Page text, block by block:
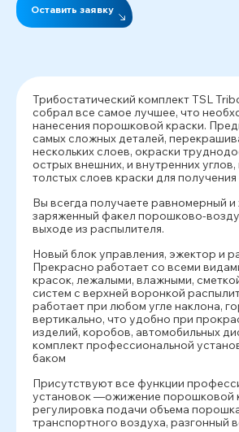
Оставить заявку
Трибостатический комплект TSL
собрал все самое лучшее, что
нанесения порошковой краски.
самых сложных деталей,
нескольких слоев, окраски
острых внешних, и внутренних углов,
толстых слоев краски для получения
Вы всегда получаете равномерный
заряженный факел порошково-
выходе из распылителя.
Новый блок управления, эжектор и
Прекрасно работает со всеми
красок, лежалыми, влажными,
систем с верхней воронкой
работает при любом угле наклона,
вертикально, что удобно при
изделий, коробов, автомобильных
комплект профессиональной
баком
Присутствуют все функции
установок —ожижение порошковой
регулировка подачи объема
транспортного воздуха, разгонный